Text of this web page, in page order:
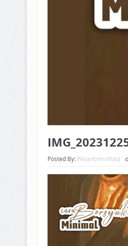
Posted By: Pesantren Irtaqi